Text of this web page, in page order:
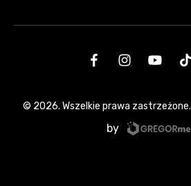
© 2026. Wszelkie prawa zastrzeżone.
by